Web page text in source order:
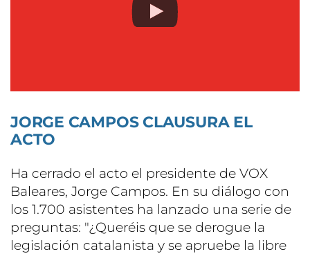
JORGE CAMPOS CLAUSURA EL
ACTO
Ha cerrado el acto el presidente de VOX
Baleares, Jorge Campos. En su diálogo con
los 1.700 asistentes ha lanzado una serie de
preguntas: "¿Queréis que se derogue la
legislación catalanista y se apruebe la libre